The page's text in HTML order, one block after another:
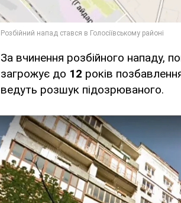
За вчинення розбійного нападу,
загрожує до 12 років
ведуть розшук підозрюваного.